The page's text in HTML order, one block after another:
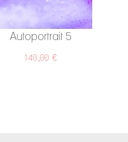
Autoportrait 5
140,00 €